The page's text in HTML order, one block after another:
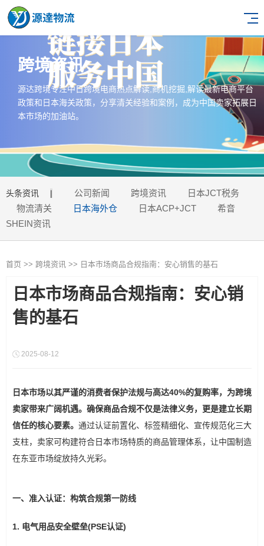
跨境资讯
源达跨境专注中日跨境电商热点解读,商机挖掘,解读最新电商平台
政策和日本海关政策，分享清关经验和案例，成为中国卖家拓展日
本市场的加油站。
头条资讯 | 公司新闻 跨境资讯
日本JCT税务
物流清关
日本海外仓 日本ACP+JCT
希音
SHEIN资讯
首页 >> 跨境资讯 >> 日本市场商品合规指南：安心销售的基石
日本市场商品合规指南：安心销
售的基石
2025-08-12
日本市场以其严谨的消费者保护法规与高达40%的复购率，为跨境
卖家带来广阔机遇。确保商品合规不仅是法律义务，更是建立长期
信任的核心要素。 通过认证前置化、标签精细化、宣传规范化三大
支柱，卖家可构建符合日本市场特质的商品管理体系，让中国制造
在东亚市场绽放持久光彩。
一、准入认证：构筑合规第一防线
1. 电气用品安全壁垒(PSE认证)